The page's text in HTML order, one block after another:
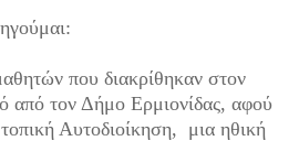
που διακρίθηκαν στον
από τον Δήμο Ερμιονίδας, αφού
Αυτοδιοίκηση, μια ηθική